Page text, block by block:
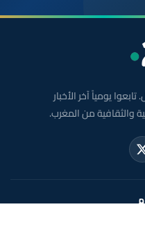
يومياً آخر الأخبار
والثقافية من المغرب.